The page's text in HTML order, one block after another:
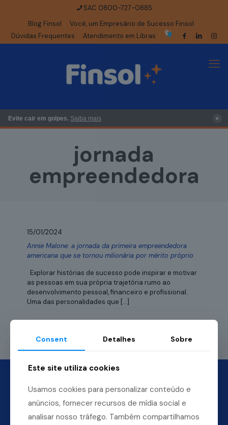
SAC 0800-727-0885
Blog Finsol
Você, um Empresário de Sucesso Finsol
Dúvidas Frequentes
Atendimento em Libras
Evite cair em golpes. Saiba mais ×
jornada
empreendedora
15/01/2024
Annie Malone: a jornada da primeira empreendedora
americana que se tornou milionária por mérito próprio
Explorar histórias de sucesso pode inspirar e motivar
as pessoas em sua própria trajetória rumo ao
desenvolvimento pessoal, financeiro e profissional.
Uma das personalidades que […]
Consent Detalhes Sobre
Este site utiliza cookies
Usamos cookies para personalizar conteúdo e
anúncios, fornecer recursos de mídia social e
analisar nosso tráfego. Também compartilhamos